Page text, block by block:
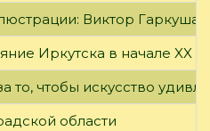
Виктор Гаркуша
Иркутска в начале XX
то, чтобы искусство
области